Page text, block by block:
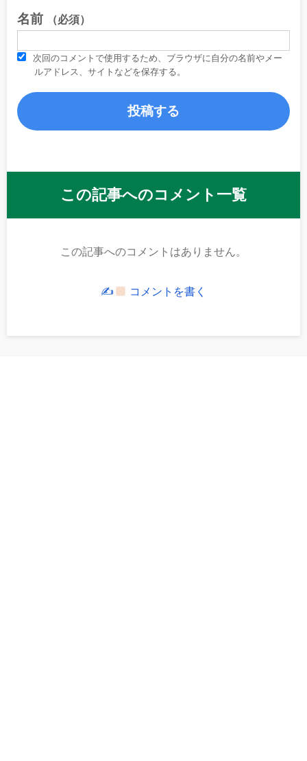
名前 （必須）
次回のコメントで使用するため、ブラウザに自分の名前やメー
ルアドレス、サイトなどを保存する。
この記事へのコメント一覧
この記事へのコメントはありません。
✍ コメントを書く